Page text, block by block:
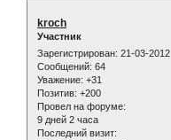
kroch
Участник
Зарегистрирован: 21-03-2012
Сообщений: 64
Уважение: +31
Позитив: +200
Провел на форуме:
9 дней 2 часа
Последний визит: